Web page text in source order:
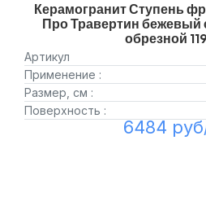
Керамогранит Ступень
Про Травертин
обрезной
Артикул
Применение :
Размер, см :
Поверхность :
6484